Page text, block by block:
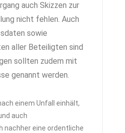
auch Skizzen zur
nicht fehlen. Auch
sowie
aller Beteiligten sind
sollten zudem mit
genannt werden.
einem Unfall einhält,
auch
nachher eine ordentliche